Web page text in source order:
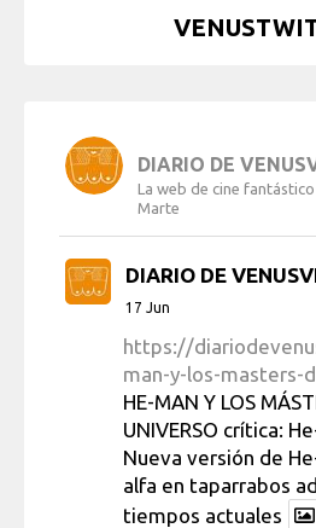
DIARIO DE
La web de cine
Marte
DIARIO DE
17 Jun
https://
man-y-los-masters-
HE-MAN Y LOS
UNIVERSO crítica:
Nueva versión de
alfa en taparrabos
tiempos actuales